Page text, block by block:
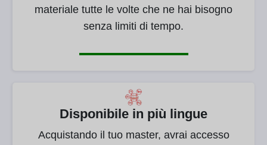
materiale tutte le volte che ne hai bisogno
senza limiti di tempo.
Disponibile in più lingue
Acquistando il tuo master, avrai accesso